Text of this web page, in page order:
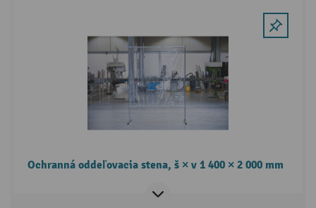
Ochranná oddeľovacia stena, š × v 1 400 × 2 000 mm